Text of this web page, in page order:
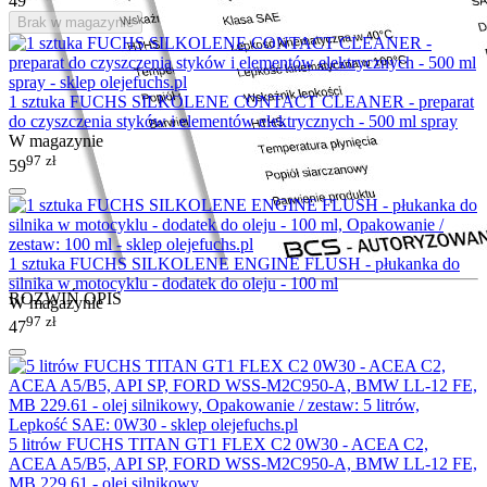
ROZWIŃ OPIS
Brak w magazynie
1 sztuka FUCHS SILKOLENE CONTACT CLEANER - preparat
do czyszczenia styków i elementów elektrycznych - 500 ml spray
W magazynie
5997 zł
1 sztuka FUCHS SILKOLENE ENGINE FLUSH - płukanka do
silnika w motocyklu - dodatek do oleju - 100 ml
W magazynie
4797 zł
5 litrów FUCHS TITAN GT1 FLEX C2 0W30 - ACEA C2,
ACEA A5/B5, API SP, FORD WSS-M2C950-A, BMW LL-12 FE,
MB 229.61 - olej silnikowy